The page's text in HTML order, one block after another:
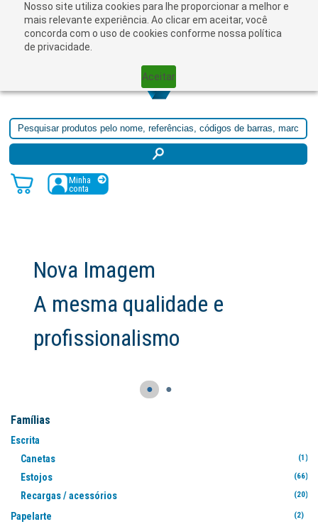
Nosso site utiliza cookies para lhe proporcionar a melhor e
mais relevante experiência. Ao clicar em aceitar, você
concorda com o uso de cookies conforme nossa política
de privacidade.
Aceitar
Minha
conta
● ●
Famílias
Escrita
Canetas
(1)
Estojos (66)
Recargas / acessórios (20)
Papelarte (2)